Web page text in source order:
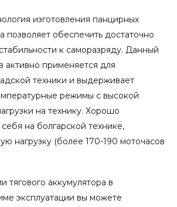
изготовления панцирных
позволяет обеспечить достаточно
к саморазряду. Данный
активно применяется для
техники и выдерживает
режимы с высокой
на технику. Хорошо
на болгарской технике,
нагрузку (более 170-190 моточасов
тягового аккумулятора в
эксплуатации вы можете